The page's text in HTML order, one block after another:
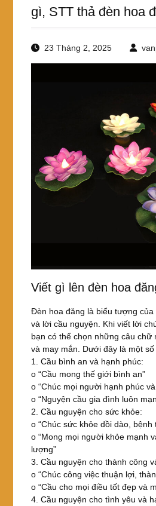
gì, STT thả đèn hoa
23 Tháng 2, 2025
Viết gì lên đèn hoa
Đèn hoa đăng là biểu tượng
và lời cầu nguyện. Khi viết lời
bạn có thể chọn những câu chữ
và may mắn. Dưới đây là một số
1. Cầu bình an và hạnh phúc:
o “Cầu mong thế giới bình an”
o “Chúc mọi người hạnh phúc và
o “Nguyện cầu gia đình luôn
2. Cầu nguyện cho sức khỏe:
o “Chúc sức khỏe dồi dào, bệnh
o “Mong mọi người khỏe mạnh
lượng”
3. Cầu nguyện cho thành công
o “Chúc công việc thuận lợi,
o “Cầu cho mọi điều tốt đẹp và
4. Cầu nguyện cho tình yêu và